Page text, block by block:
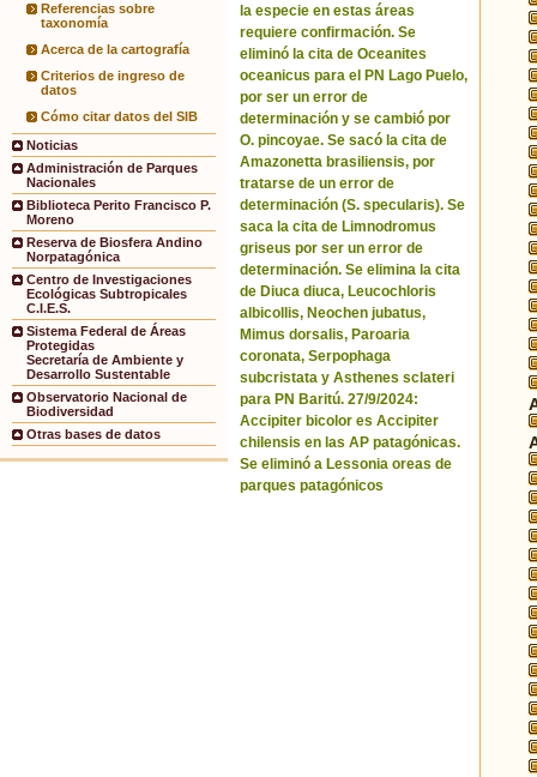
Referencias sobre
taxonomía
Acerca de la cartografía
Criterios de ingreso de
datos
Cómo citar datos del SIB
Noticias
Administración de Parques
Nacionales
Biblioteca Perito Francisco P.
Moreno
Reserva de Biosfera Andino
Norpatagónica
Centro de Investigaciones
Ecológicas Subtropicales
C.I.E.S.
Sistema Federal de Áreas
Protegidas
Secretaría de Ambiente y
Desarrollo Sustentable
Observatorio Nacional de
Biodiversidad
Otras bases de datos
la especie en estas áreas
requiere confirmación. Se
eliminó la cita de Oceanites
oceanicus para el PN Lago Puelo,
por ser un error de
determinación y se cambió por
O. pincoyae. Se sacó la cita de
Amazonetta brasiliensis, por
tratarse de un error de
determinación (S. specularis). Se
saca la cita de Limnodromus
griseus por ser un error de
determinación. Se elimina la cita
de Diuca diuca, Leucochloris
albicollis, Neochen jubatus,
Mimus dorsalis, Paroaria
coronata, Serpophaga
subcristata y Asthenes sclateri
para PN Baritú. 27/9/2024:
Accipiter bicolor es Accipiter
chilensis en las AP patagónicas.
Se eliminó a Lessonia oreas de
parques patagónicos